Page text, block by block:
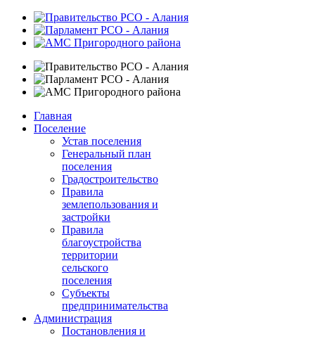
Главная
Поселение
Устав поселения
Генеральный план
поселения
Градостроительство
Правила
землепользования и
застройки
Правила
благоустройства
территории
сельского
поселения
Субъекты
предпринимательства
Администрация
Постановления и